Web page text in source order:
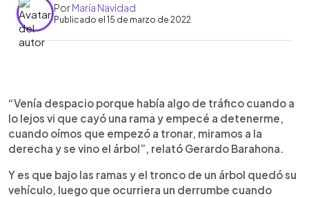
PorMaría Navidad
Publicado el 15 de marzo de 2022
► Escuchar artículo
“Venía despacio porque había algo de tráfico cuando a
lo lejos vi que cayó una rama y empecé a detenerme,
cuando oímos que empezó a tronar, miramos a la
derecha y se vino el árbol”, relató Gerardo Barahona.
Y es que bajo las ramas y el tronco de un árbol quedó su
vehículo, luego que ocurriera un derrumbe cuando